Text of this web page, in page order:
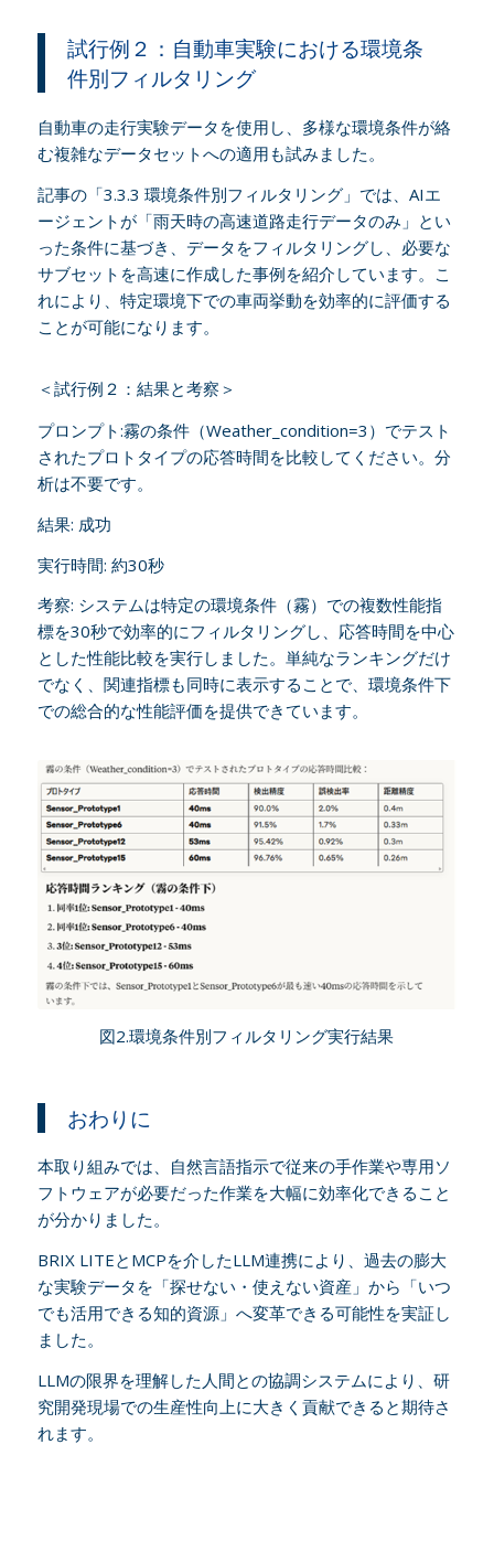
試行例２：自動車実験における環境条
件別フィルタリング
自動車の走行実験データを使用し、多様な環境条件が絡
む複雑なデータセットへの適用も試みました。
記事の「3.3.3 環境条件別フィルタリング」では、AIエ
ージェントが「雨天時の高速道路走行データのみ」とい
った条件に基づき、データをフィルタリングし、必要な
サブセットを高速に作成した事例を紹介しています。こ
れにより、特定環境下での車両挙動を効率的に評価する
ことが可能になります。
＜試行例２：結果と考察＞
プロンプト:霧の条件（Weather_condition=3）でテスト
されたプロトタイプの応答時間を比較してください。分
析は不要です。
結果: 成功
実行時間: 約30秒
考察: システムは特定の環境条件（霧）での複数性能指
標を30秒で効率的にフィルタリングし、応答時間を中心
とした性能比較を実行しました。単純なランキングだけ
でなく、関連指標も同時に表示することで、環境条件下
での総合的な性能評価を提供できています。
図2.環境条件別フィルタリング実行結果
おわりに
本取り組みでは、自然言語指示で従来の手作業や専用ソ
フトウェアが必要だった作業を大幅に効率化できること
が分かりました。
BRIX LITEとMCPを介したLLM連携により、過去の膨大
な実験データを「探せない・使えない資産」から「いつ
でも活用できる知的資源」へ変革できる可能性を実証し
ました。
LLMの限界を理解した人間との協調システムにより、研
究開発現場での生産性向上に大きく貢献できると期待さ
れます。